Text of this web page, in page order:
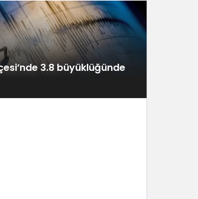
Gündüz Modu
Gündüz modunu seçin.
3.8 büyüklüğünde